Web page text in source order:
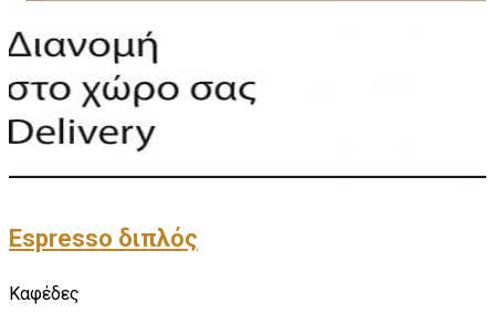
Espresso διπλός
Καφέδες